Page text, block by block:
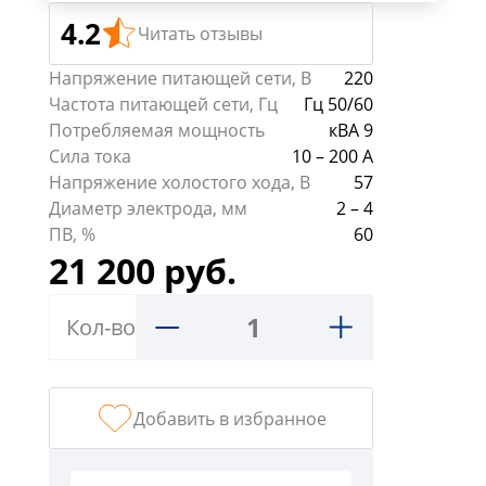
работы:
ЧТ
9:00
18:00,
ПТ
9:00-
17:00
СБ,ВС
выходной
Тула,
Кауля,
4.2
Читать отзывы
Напряжение питающей сети, В
220
Частота питающей сети, Гц
Гц 50/60
Потребляемая мощность
кВА 9
Сила тока
10 – 200 А
Напряжение холостого хода, В
57
Диаметр электрода, мм
2 – 4
ПВ, %
60
21 200 руб.
Кол-во
Добавить в избранное